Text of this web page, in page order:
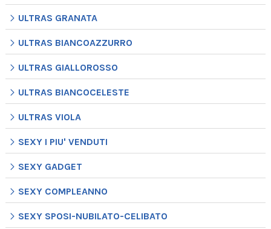
ULTRAS GRANATA
ULTRAS BIANCOAZZURRO
ULTRAS GIALLOROSSO
ULTRAS BIANCOCELESTE
ULTRAS VIOLA
SEXY I PIU' VENDUTI
SEXY GADGET
SEXY COMPLEANNO
SEXY SPOSI-NUBILATO-CELIBATO